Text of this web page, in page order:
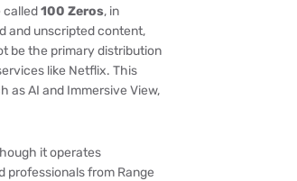
called100 Zeros, in
and unscripted content,
be the primary distribution
like Netflix. This
as AI and Immersive View,
it operates
professionals from Range